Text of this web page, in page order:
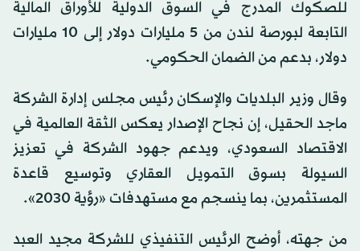
للصكوك المدرج في السوق الدولية للأوراق المالية
التابعة لبورصة لندن من 5 مليارات دولار إلى 10 مليارات
دولار، بدعم من الضمان الحكومي.
وقال وزير البلديات والإسكان رئيس مجلس إدارة الشركة
ماجد الحقيل، إن نجاح الإصدار يعكس الثقة العالمية في
الاقتصاد السعودي، ويدعم جهود الشركة في تعزيز
السيولة بسوق التمويل العقاري وتوسيع قاعدة
المستثمرين، بما ينسجم مع مستهدفات «رؤية 2030».
من جهته، أوضح الرئيس التنفيذي للشركة مجيد العبد